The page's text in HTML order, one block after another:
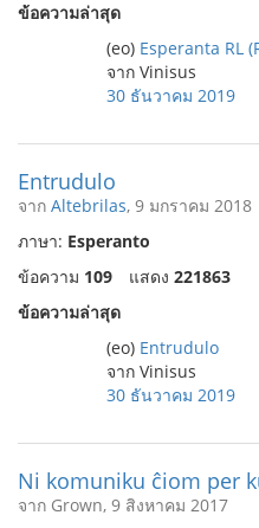
ข้อความล่าสุด
(eo) Esperanta RL
จาก Vinisus
30 ธันวาคม 2019
Entrudulo
จาก Altebrilas, 9 มกราคม 2018
ภาษา: Esperanto
ข้อความ 109 แสดง 221863
ข้อความล่าสุด
(eo) Entrudulo
จาก Vinisus
30 ธันวาคม 2019
Ni komuniku ĉiom per
จาก Grown, 9 สิงหาคม 2017